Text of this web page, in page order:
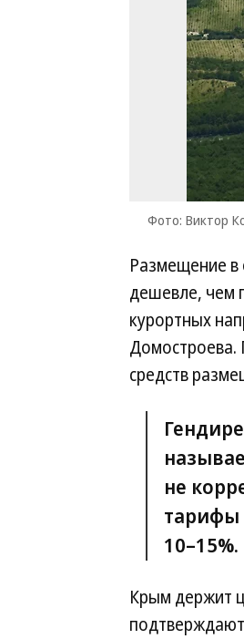
Фото: Виктор
Размещение в
дешевле, чем
курортных
Домостроева.
средств
не
тарифы
10–15%.
Крым держит